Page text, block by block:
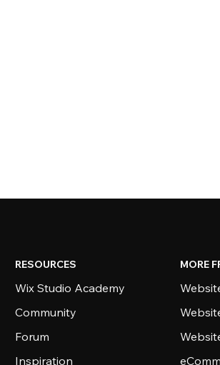
RESOURCES
Wix Studio Academy
Community
Forum
Inspiration
MORE